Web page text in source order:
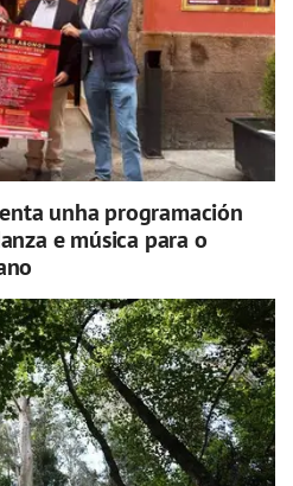
unha programación
e música para o